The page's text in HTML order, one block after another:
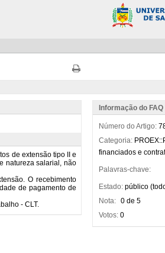
Informação do FAQ
Número do Artigo:
Categoria:
financiados e
Palavras-chave:
Estado: público
Nota: 0 de 5
Votos: 0